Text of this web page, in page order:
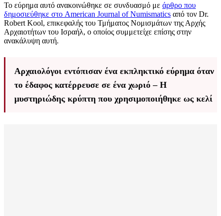
Το εύρημα αυτό ανακοινώθηκε σε συνδυασμό με άρθρο που
δημοσιεύθηκε στο American Journal of Numismatics από τον Dr.
Robert Kool, επικεφαλής του Τμήματος Νομισμάτων της Αρχής
Αρχαιοτήτων του Ισραήλ, ο οποίος συμμετείχε επίσης στην
ανακάλυψη αυτή.
Αρχαιολόγοι εντόπισαν ένα εκπληκτικό εύρημα όταν
το έδαφος κατέρρευσε σε ένα χωριό – Η
μυστηριώδης κρύπτη που χρησιμοποιήθηκε ως κελί